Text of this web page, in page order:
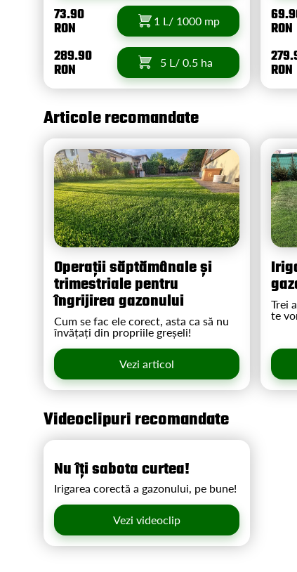
73.90
RON 1 L/ 1000 mp
289.90
RON 5 L/ 0.5 ha
RON
RON
Articole recomandate
Operații săptămânale și
trimestriale pentru
îngrijirea gazonului
Cum se fac ele corect, asta ca să nu
învățați din propriile greșeli!
Vezi articol
Trei
te
Videoclipuri recomandate
Nu îți sabota curtea!
Irigarea corectă a gazonului, pe bune!
Vezi videoclip